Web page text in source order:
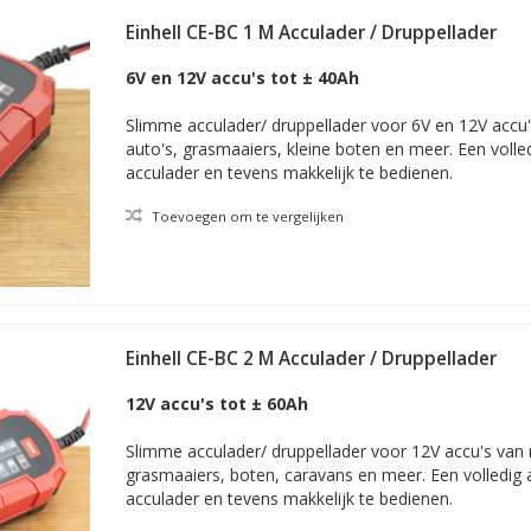
die vallen onder onzedruppelladers.
aanvullende tip
aantal merken die u ook zou kunnen aantreffen bij de Action. Dit
we qua vermogen vergelijkbare laders in deze categorie
ze niet veel duurder. Het gaat om laders vanTelwin,Noco Genius
Kijk dan bij de merken
de accu weer verder ontladen, door lekstroom van het
weer in werking, totdat de batterij weer vol is. Dit proces
houdt de accu langdurig in goede conditie.
die zijn uitgerust met een Pulse-functie geven
dat de accu sulfateert.
Einhell CE-BC 1 M Acculader / Druppellader
6V en 12V accu's tot ± 40Ah
Slimme acculader/ druppellader voor 6V en 12V
auto's, grasmaaiers, kleine boten en meer. Een
acculader en tevens makkelijk te bedienen.
Toevoegen om te vergelijken
Einhell CE-BC 2 M Acculader / Druppellader
12V accu's tot ± 60Ah
Slimme acculader/ druppellader voor 12V accu's
grasmaaiers, boten, caravans en meer. Een volledig
acculader en tevens makkelijk te bedienen.